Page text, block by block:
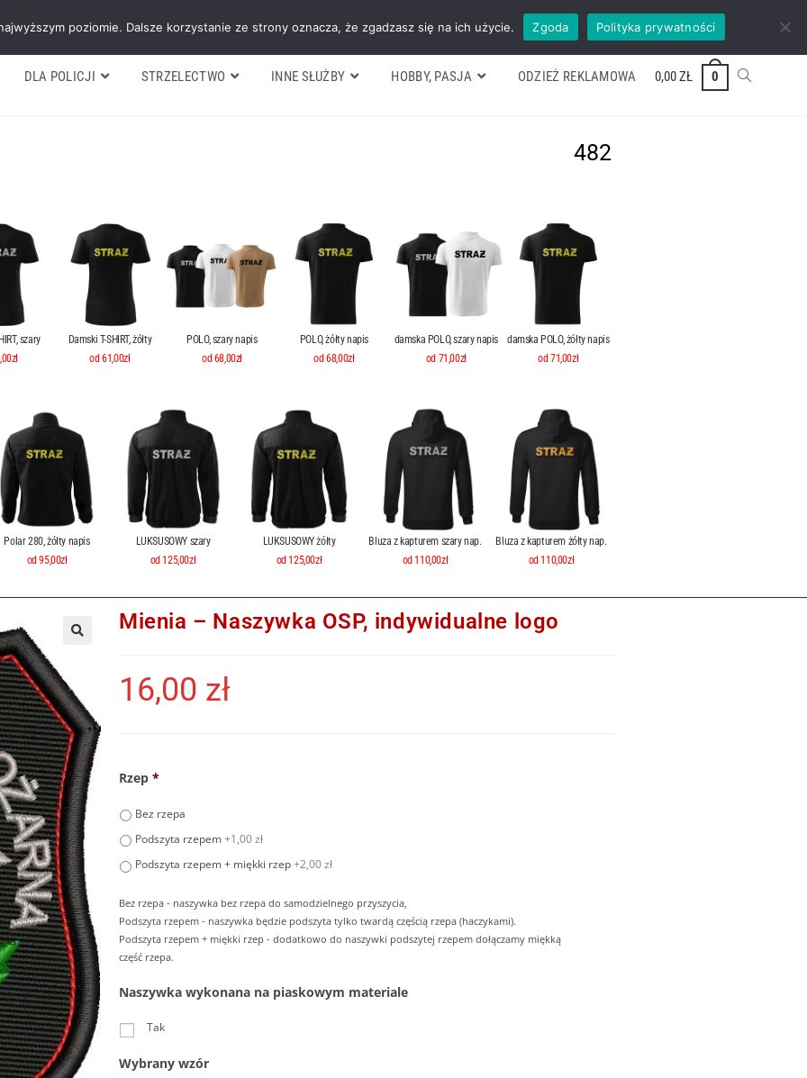
Formularz wyceny Kontakt ZADZWOŃ TEL. 600 352 938
DLA POLICJI STRZELECTWO INNE SŁUŻBY HOBBY, PASJA ODZIEŻ REKLAMOWA 0,00ZŁ 0
482
szary
Damski T-SHIRT, żółty
od 61,00zł
POLO, szary napis
od 68,00zł
POLO, żółty napis
od 68,00zł
damska POLO, szary napis
od 71,00zł
damska POLO, żółty napis
od 71,00zł
Polar 280, żółty napis
od 95,00zł
LUKSUSOWY szary
od 125,00zł
LUKSUSOWY żółty
od 125,00zł
Bluza z kapturem szary nap.
od 110,00zł
Bluza z kapturem żółty nap.
od 110,00zł
Mienia – Naszywka OSP, indywidualne logo
16,00 zł
Rzep *
Bez rzepa
Podszyta rzepem+1,00 zł
Podszyta rzepem + miękki rzep+2,00 zł
Bez rzepa - naszywka bez rzepa do samodzielnego przyszycia,
Podszyta rzepem - naszywka będzie podszyta tylko twardą częścią rzepa (haczykami).
Podszyta rzepem + miękki rzep - dodatkowo do naszywki podszytej rzepem dołączamy miękką
część rzepa.
Naszywka wykonana na piaskowym materiale
Tak
Wybrany wzór
poziomie. Dalsze korzystanie ze strony oznacza, że zgadzasz się na ich użycie. Zgoda Polityka prywatności